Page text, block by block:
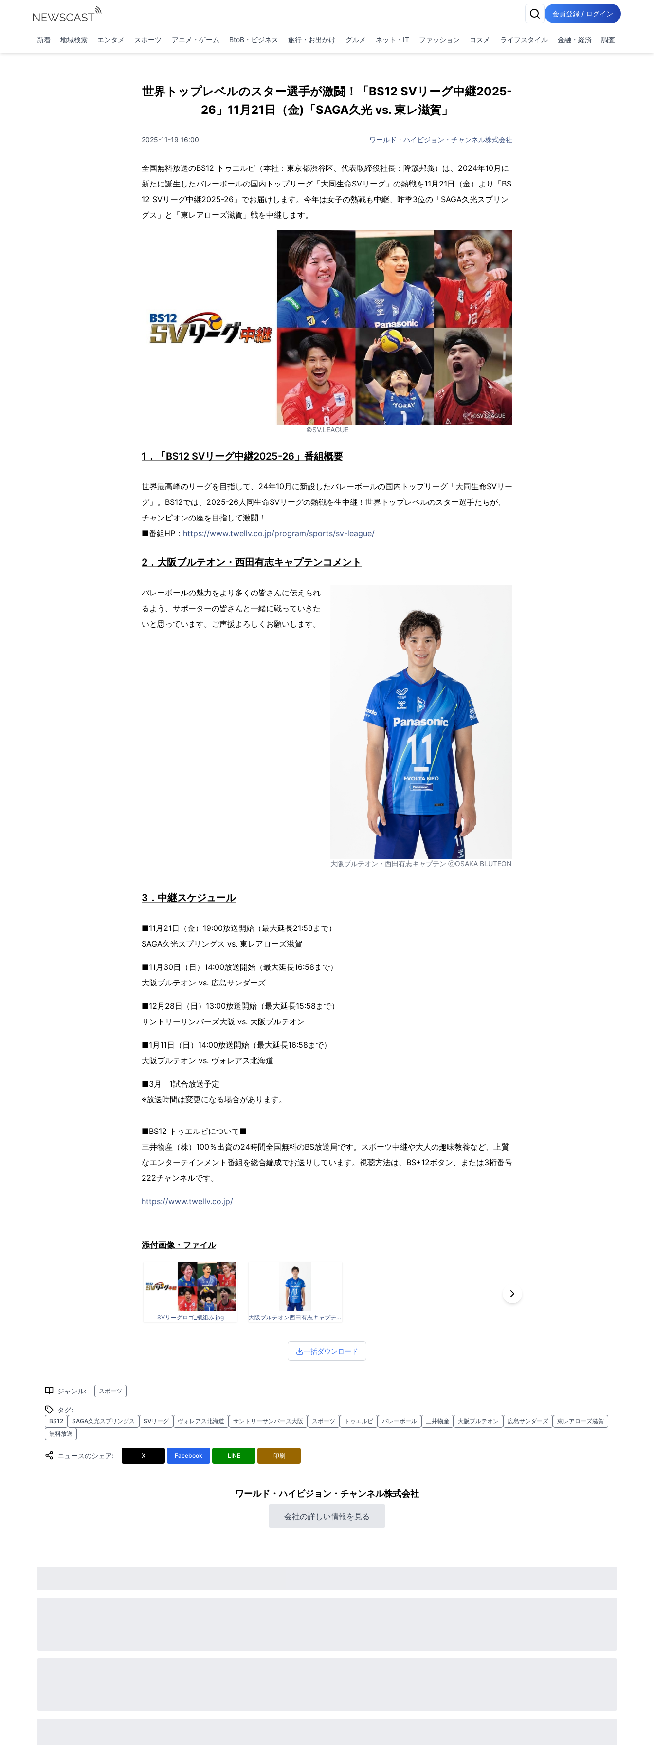
会員登録 / ログイン
新着 地域検索 エンタメ スポーツ アニメ・ゲーム BtoB・ビジネス 旅行・お出かけ グルメ ネット・IT ファッション コスメ ライフスタイル 金融・経済 調査
世界トップレベルのスター選手が激闘！「BS12 SVリーグ中継2025-
26」11月21日（金)「SAGA久光 vs. 東レ滋賀」
2025-11-19 16:00 ワールド・ハイビジョン・チャンネル株式会社
全国無料放送のBS12 トゥエルビ（本社：東京都渋谷区、代表取締役社⻑：降籏邦義）は、2024年10月に
新たに誕生したバレーボールの国内トップリーグ「大同生命SVリーグ」の熱戦を11月21日（金）より「BS
12 SVリーグ中継2025-26」でお届けします。今年は女子の熱戦も中継、昨季3位の「SAGA久光スプリン
グス」と「東レアローズ滋賀」戦を中継します。
©SV.LEAGUE
1．「BS12 SVリーグ中継2025-26」番組概要
世界最高峰のリーグを目指して、24年10月に新設したバレーボールの国内トップリーグ「大同生命SVリー
グ」。BS12では、2025-26大同生命SVリーグの熱戦を生中継！世界トップレベルのスター選手たちが、
チャンピオンの座を目指して激闘！
■番組HP： https://www.twellv.co.jp/program/sports/sv-league/
2．大阪ブルテオン・西田有志キャプテンコメント
バレーボールの魅力をより多くの皆さんに伝えられ
るよう、サポーターの皆さんと一緒に戦っていきた
いと思っています。ご声援よろしくお願いします。
大阪ブルテオン・西田有志キャプテン ⓒOSAKA BLUTEON
3．中継スケジュール
■11月21日（金）19:00放送開始（最大延長21:58まで）
SAGA久光スプリングス vs. 東レアローズ滋賀
■11月30日（日）14:00放送開始（最大延長16:58まで）
大阪ブルテオン vs. 広島サンダーズ
■12月28日（日）13:00放送開始（最大延長15:58まで）
サントリーサンバーズ大阪 vs. 大阪ブルテオン
■1月11日（日）14:00放送開始（最大延長16:58まで）
大阪ブルテオン vs. ヴォレアス北海道
■3月 1試合放送予定
※放送時間は変更になる場合があります。
■BS12 トゥエルビについて■
三井物産（株）100％出資の24時間全国無料のBS放送局です。スポーツ中継や大人の趣味教養など、上質
なエンターテインメント番組を総合編成でお送りしています。視聴方法は、BS+12ボタン、または3桁番号
222チャンネルです。
https://www.twellv.co.jp/
添付画像・ファイル
SVリーグロゴ_横組み.jpg 大阪ブルテオン西田有志キャプテン.JPG
一括ダウンロード
ジャンル: スポーツ
タグ:
BS12 SAGA久光スプリングス SVリーグ ヴォレアス北海道 サントリーサンバーズ大阪 スポーツ トゥエルビ バレーボール 三井物産 大阪ブルテオン 広島サンダーズ
東レアローズ滋賀
無料放送
ニュースのシェア: X Facebook LINE 印刷
ワールド・ハイビジョン・チャンネル株式会社
会社の詳しい情報を見る